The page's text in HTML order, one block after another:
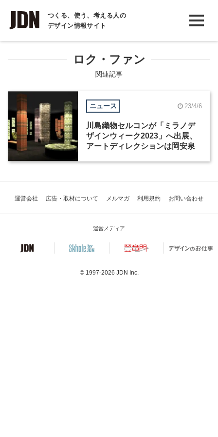
つくる、使う、考える人の
デザイン情報サイト
INTERVIEW
インタビュー
COLUMN
コラム
ロク・ファン
関連記事
ニュース 23/4/6
川島織物セルコンが「ミラノデ
ザインウィーク2023」へ出展、
アートディレクションは岡安泉
運営会社 広告・取材について メルマガ 利用規約 お問い合わせ
運営メディア
© 1997-2026 JDN Inc.